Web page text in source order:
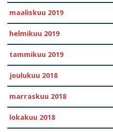
maaliskuu 2019
helmikuu 2019
tammikuu 2019
joulukuu 2018
marraskuu 2018
lokakuu 2018